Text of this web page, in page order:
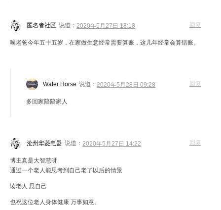
匿名者社区 说道： 2020年5月27日 18:18
唉老爸今年五十五岁，在家做生意经常需要算账，这几年经常会算错账。
回复
Water Horse 说道： 2020年5月28日 09:28
多回家陪陪家人
回复
沧州华菱电器 说道： 2020年5月27日 14:22
博主真是大智慧呀
通过一个老人能思考到自己老了以后的情景
读老人 思自己
也祝这位老人身体健康 万事如意。
回复